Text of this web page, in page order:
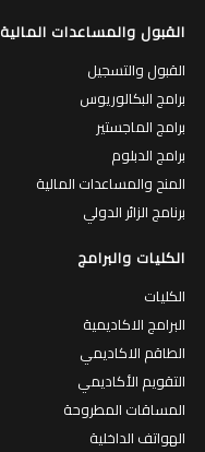
القبول والمساعدات المالية
القبول والتسجيل
برامج البكالوريوس
برامج الماجستير
برامج الدبلوم
المنح والمساعدات المالية
برنامج الزائر الدولي
الكليات والبرامج
الكليات
البرامج الاكاديمية
الطاقم الاكاديمي
التقويم الأكاديمي
المساقات المطروحة
الهواتف الداخلية